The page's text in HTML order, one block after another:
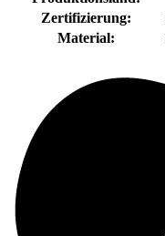
Zertifizierung:
Material: